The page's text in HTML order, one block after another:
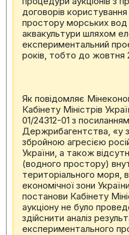
договорів
простору морських вод
аквакультури шляхом
експериментальний
років, тобто до жовтня
Як повідомляє
Кабінету Міністрів
01/24312-01 з
Держрибагентства, «у
збройною агресією
України, а також
(водного простору)
територіального моря,
економічної зони
постанови Кабінету
аукціону не було
здійснити аналіз
експериментального